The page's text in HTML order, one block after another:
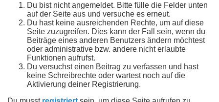
Du bist nicht angemeldet. Bitte fülle die Felder unten
auf der Seite aus und versuche es erneut.
Du hast keine ausreichenden Rechte, um auf diese
Seite zuzugreifen. Dies kann der Fall sein, wenn du
Beiträge eines anderen Benutzers ändern möchtest
oder administrative bzw. andere nicht erlaubte
Funktionen aufrufst.
Du versuchst einen Beitrag zu verfassen und hast
keine Schreibrechte oder wartest noch auf die
Aktivierung deiner Registrierung.